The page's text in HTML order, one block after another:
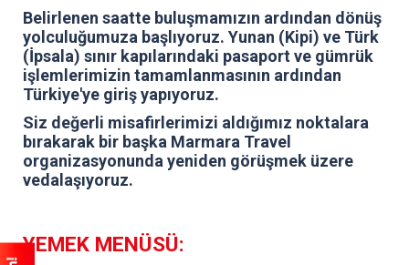
Belirlenen saatte buluşmamızın ardından dönüş
yolculuğumuza başlıyoruz. Yunan (Kipi) ve Türk
(İpsala) sınır kapılarındaki pasaport ve gümrük
işlemlerimizin tamamlanmasının ardından
Türkiye'ye giriş yapıyoruz.
Siz değerli misafirlerimizi aldığımız noktalara
bırakarak bir başka Marmara Travel
organizasyonunda yeniden görüşmek üzere
vedalaşıyoruz.
YEMEK MENÜSÜ: